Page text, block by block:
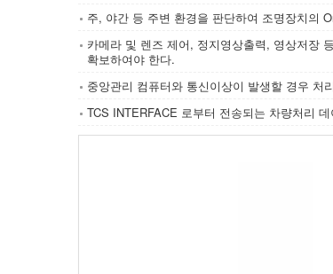
주, 야간 등 주변 환경을 판단하여 조명장치의
카메라 및 렌즈 제어, 정지영상출력, 영상저장
확보하여야 한다.
중앙관리 컴퓨터와 통신이상이 발생할 경우 처
TCS INTERFACE 로부터 전송되는 차량처리